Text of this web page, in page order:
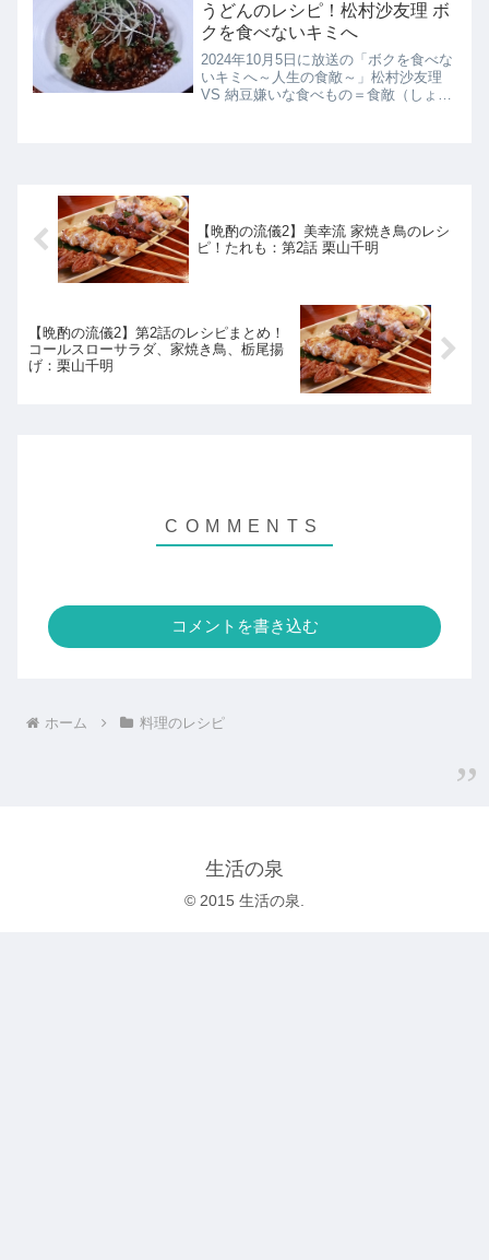
うどんのレシピ！松村沙友理 ボ
クを食べないキミへ
2024年10月5日に放送の「ボクを食べな
いキミへ～人生の食敵～」松村沙友理
VS 納豆嫌いな食べもの＝食敵（しょく
【晩酌の流儀2】美幸流 家焼き鳥のレシ
ピ！たれも：第2話 栗山千明
【晩酌の流儀2】第2話のレシピまとめ！
コールスローサラダ、家焼き鳥、栃尾揚
げ：栗山千明
コメントを書き込む
ホーム 料理のレシピ
生活の泉
© 2015 生活の泉.